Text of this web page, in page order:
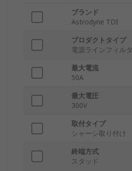
ブランド
Astrodyne TDI
プロダクトタイプ
電源ラインフィルタ
最大電流
50A
最大電圧
300V
取付タイプ
シャーシ取り付け
終端方式
スタッド